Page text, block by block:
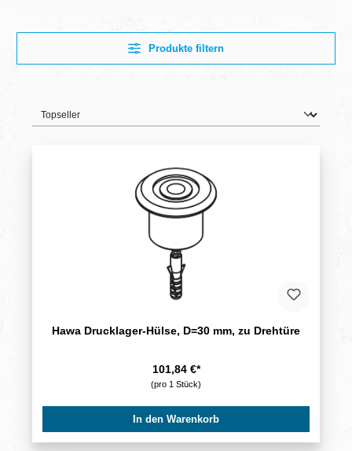
Produkte filtern
Hawa Drucklager-Hülse, D=30 mm, zu Drehtüre
101,84 €*
(pro 1 Stück)
In den Warenkorb